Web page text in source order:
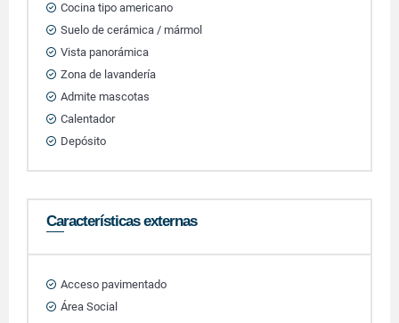
Cocina tipo americano
Suelo de cerámica / mármol
Vista panorámica
Zona de lavandería
Admite mascotas
Calentador
Depósito
Características externas
Acceso pavimentado
Área Social